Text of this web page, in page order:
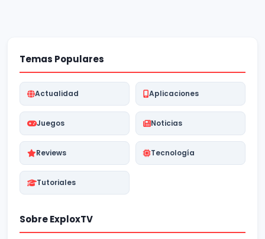
Temas Populares
Actualidad Aplicaciones
Juegos Noticias
Reviews Tecnología
Tutoriales
Sobre ExploxTV